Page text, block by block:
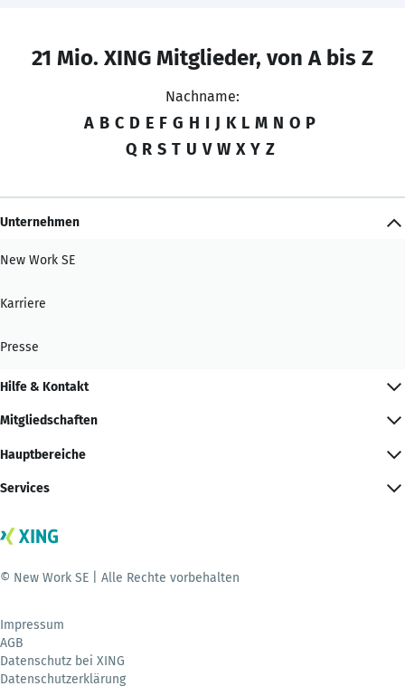
21 Mio. XING Mitglieder, von A bis Z
Nachname:
A B C D E F G H I J K L M N O P
Q R S T U V W X Y Z
Unternehmen
New Work SE
Karriere
Presse
Hilfe & Kontakt
Mitgliedschaften
Hauptbereiche
Services
© New Work SE | Alle Rechte vorbehalten
Impressum
AGB
Datenschutz bei XING
Datenschutzerklärung